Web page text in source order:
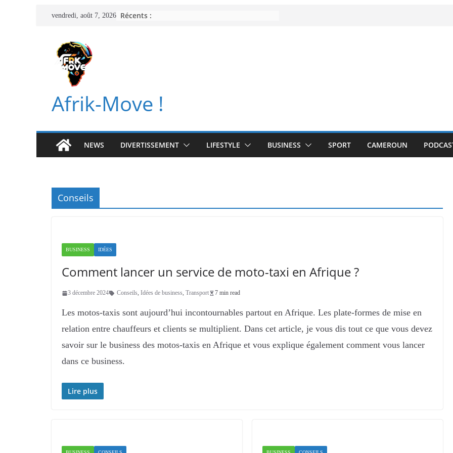
Passer
contenu
vendredi, août 7, 2026 Récents :
Afrik-Move !
NEWS DIVERTISSEMENT LIFESTYLE BUSINESS SPORT CAMEROUN
Conseils
BUSINESS IDÉES
Comment lancer un service de moto-taxi en Afrique ?
3 décembre 2024 Conseils, Idées de business, Transport 7 min read
Les motos-taxis sont aujourd’hui incontournables partout en Afrique. Les plate-formes de mise en
relation entre chauffeurs et clients se multiplient. Dans cet article, je vous dis tout ce que vous devez
savoir sur le business des motos-taxis en Afrique et vous explique également comment vous lancer
dans ce business.
Lire plus